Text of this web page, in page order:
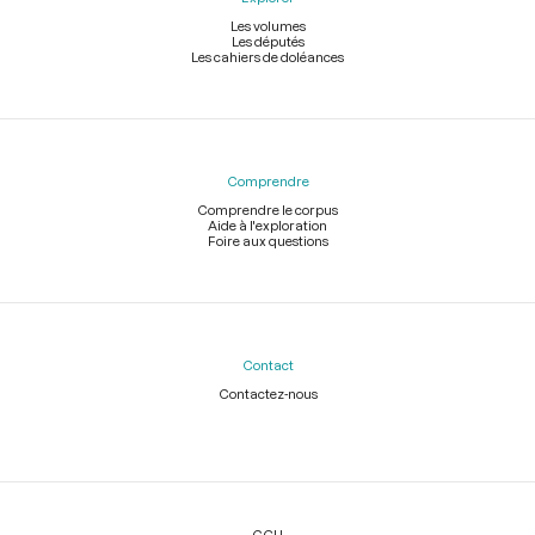
Les volumes
Les députés
Les cahiers de doléances
Comprendre
Comprendre le corpus
Aide à l'exploration
Foire aux questions
Contact
Contactez-nous
Légal